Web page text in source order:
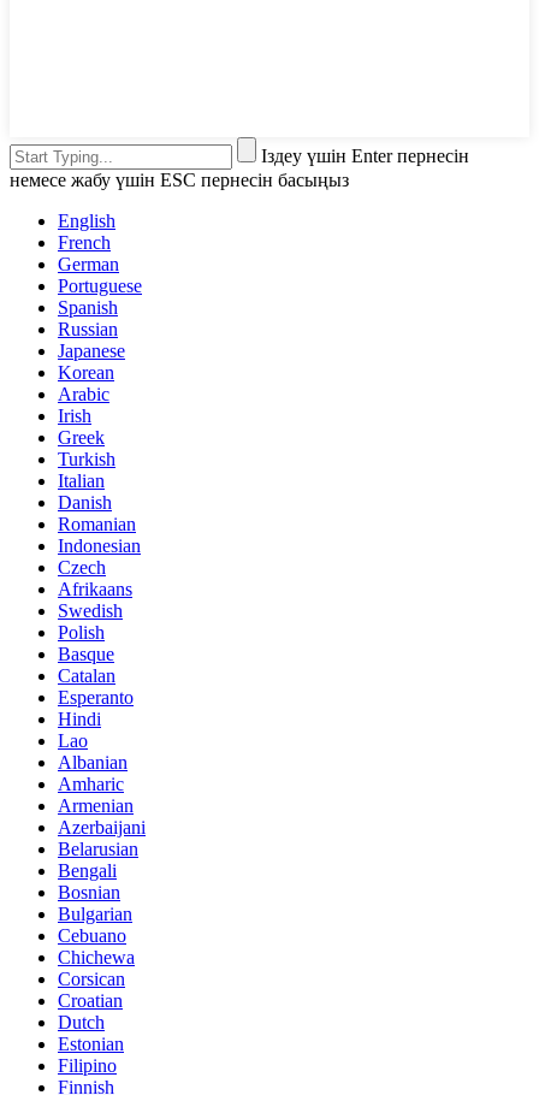
Іздеу үшін Enter пернесін
немесе жабу үшін ESC пернесін басыңыз
English
French
German
Portuguese
Spanish
Russian
Japanese
Korean
Arabic
Irish
Greek
Turkish
Italian
Danish
Romanian
Indonesian
Czech
Afrikaans
Swedish
Polish
Basque
Catalan
Esperanto
Hindi
Lao
Albanian
Amharic
Armenian
Azerbaijani
Belarusian
Bengali
Bosnian
Bulgarian
Cebuano
Chichewa
Corsican
Croatian
Dutch
Estonian
Filipino
Finnish